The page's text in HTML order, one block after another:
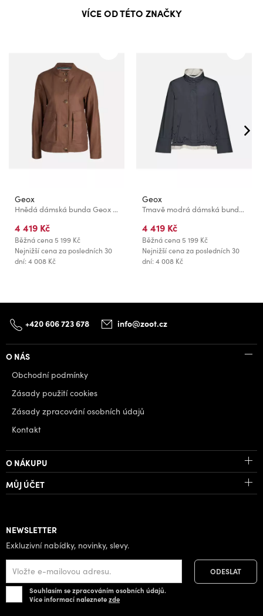
VÍCE OD TÉTO ZNAČKY
Geox
Hnědá dámská bunda Geox Maddalusia
4 419 Kč
Běžná cena5 199 Kč
Nejnižší cena za posledních 30
dní: 4 008 Kč
Geox
Tmavě modrá dámská bunda Geox Maryemy
4 419 Kč
Běžná cena5 199 Kč
Nejnižší cena za posledních 30
dní: 4 008 Kč
+420 606 723 678 info@zoot.cz
O NÁS
Obchodní podmínky
Zásady použití cookies
Zásady zpracování osobních údajů
Kontakt
O NÁKUPU
MŮJ ÚČET
NEWSLETTER
Exkluzivní nabídky, novinky, slevy.
Souhlasím se zpracováním osobních údajů.
Více informací naleznetezde